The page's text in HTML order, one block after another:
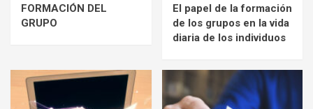
FORMACIÓN DEL
GRUPO
El papel de la formación
de los grupos en la vida
diaria de los individuos